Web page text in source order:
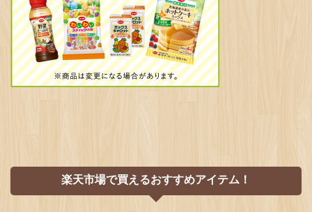
楽天市場で買えるおすすめアイテム！